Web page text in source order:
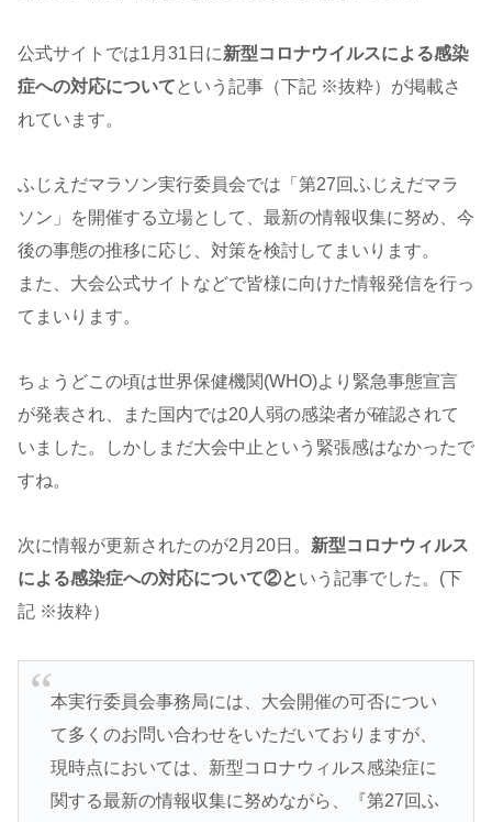
公式サイトでは1月31日に新型コロナウイルスによる感染
症への対応について という記事（下記 ※抜粋）が掲載さ
れています。
ふじえだマラソン実行委員会では「第27回ふじえだマラ
ソン」を開催する立場として、最新の情報収集に努め、今
後の事態の推移に応じ、対策を検討してまいります。
また、大会公式サイトなどで皆様に向けた情報発信を行っ
てまいります。
ちょうどこの頃は世界保健機関(WHO)より緊急事態宣言
が発表され、また国内では20人弱の感染者が確認されて
いました。しかしまだ大会中止という緊張感はなかったで
すね。
次に情報が更新されたのが2月20日。 新型コロナウィルス
による感染症への対応について②という記事でした。(下
記 ※抜粋）
本実行委員会事務局には、大会開催の可否につい
て多くのお問い合わせをいただいておりますが、
現時点においては、新型コロナウィルス感染症に
関する最新の情報収集に努めながら、『第27回ふ